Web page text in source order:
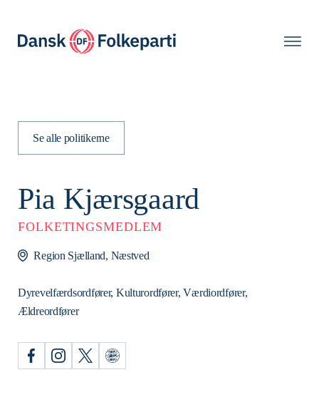
Se alle politikerne
Pia Kjærsgaard
FOLKETINGSMEDLEM
Region Sjælland, Næstved
Dyrevelfærdsordfører, Kulturordfører, Værdiordfører,
Ældreordfører